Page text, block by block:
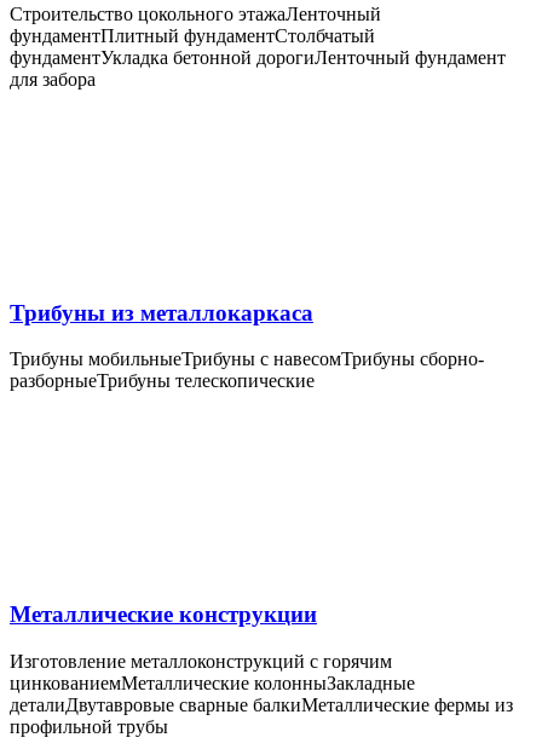
Строительство цокольного этажаЛенточный
фундаментПлитный фундаментСтолбчатый
фундаментУкладка бетонной дорогиЛенточный фундамент
для забора
Трибуны из металлокаркаса
Трибуны мобильныеТрибуны с навесомТрибуны сборно-
разборныеТрибуны телескопические
Металлические конструкции
Изготовление металлоконструкций с горячим
цинкованиемМеталлические колонныЗакладные
деталиДвутавровые сварные балкиМеталлические фермы из
профильной трубы